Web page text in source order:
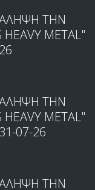
ΤΗΝ
METAL"
ΤΗΝ
METAL"
07-26
ΤΗΝ